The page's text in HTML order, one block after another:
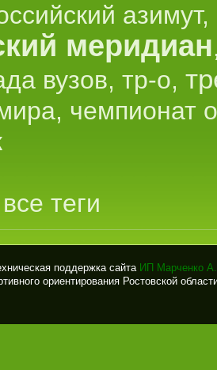
азимут,
меридиан
вузов, тр-о,
, чемпионат
теги
поддержка сайта ИП Марченко
ориентирования Ростовской